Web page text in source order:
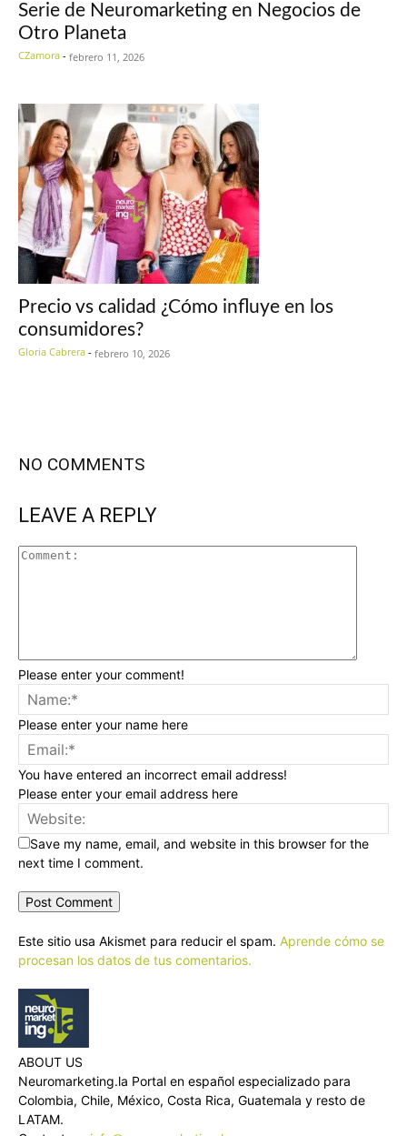
Serie de Neuromarketing en Negocios de
Otro Planeta
CZamora - febrero 11, 2026
Precio vs calidad ¿Cómo influye en los
consumidores?
Gloria Cabrera - febrero 10, 2026
NO COMMENTS
LEAVE A REPLY
Please enter your comment!
Please enter your name here
You have entered an incorrect email address!
Please enter your email address here
Save my name, email, and website in this browser for the
next time I comment.
Este sitio usa Akismet para reducir el spam. Aprende cómo se
procesan los datos de tus comentarios.
ABOUT US
Neuromarketing.la Portal en español especializado para
Colombia, Chile, México, Costa Rica, Guatemala y resto de
LATAM.